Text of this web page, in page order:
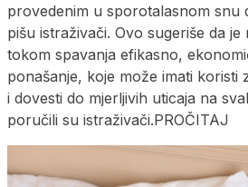
provedenim u sporotalasnom snu
pišu istraživači. Ovo sugeriše da
tokom spavanja efikasno,
ponašanje, koje može imati koristi
i dovesti do mjerljivih uticaja na
poručili su istraživači.PROČITAJ